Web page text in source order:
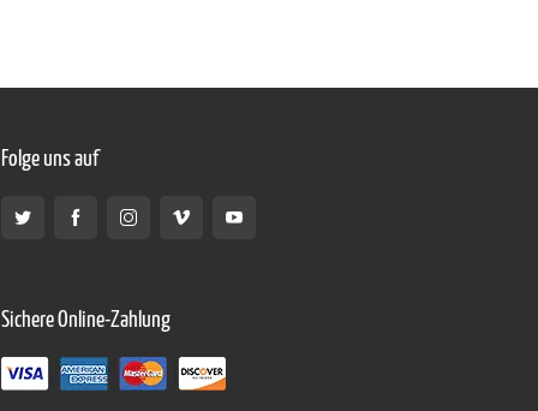
Folge uns auf
Sichere Online-Zahlung